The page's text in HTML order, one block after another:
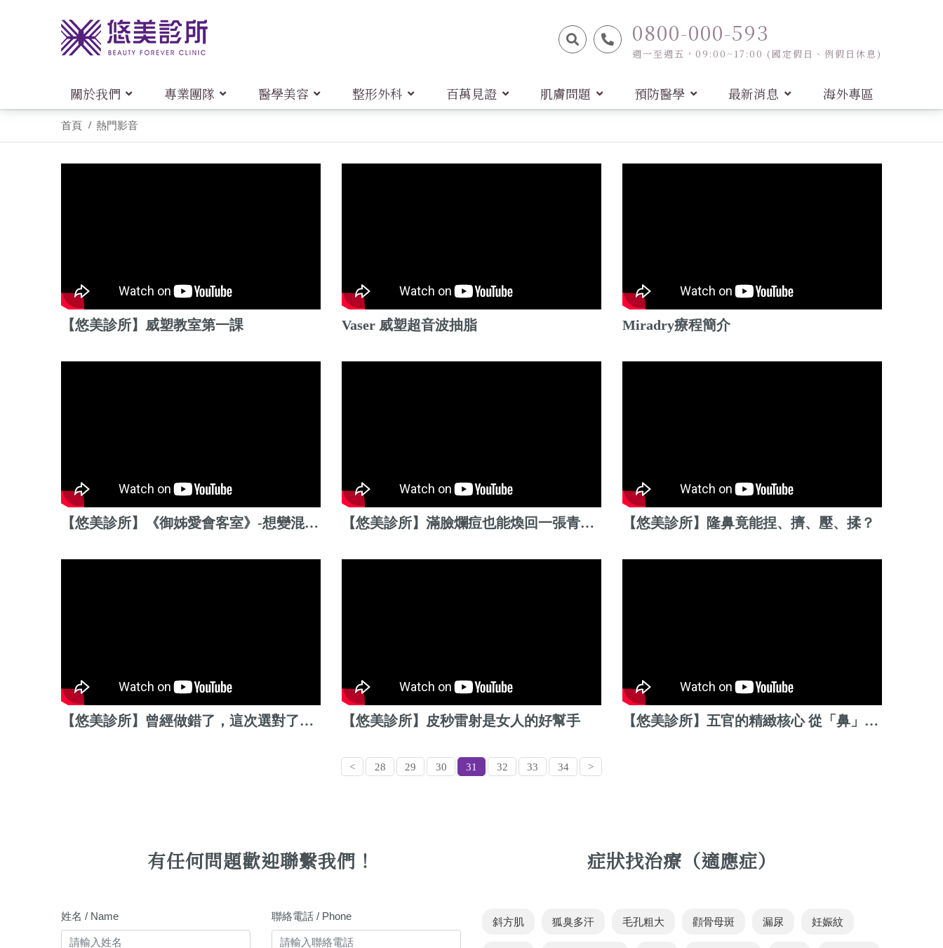
0800-000-593
週一至週五，09:00~17:00 (國定假日、例假日休息)
關於我們 專業團隊 醫學美容 整形外科 百萬見證 肌膚問題 預防醫學 最新消息 海外專區
首頁 熱門影音
【悠美診所】威塑教室第一課 Vaser 威塑超音波抽脂 Miradry療程簡介
【悠美診所】《御姊愛會客室》-想變混血兒？眼睛鼻子是重點 【悠美診所】滿臉爛痘也能煥回一張青春臉 【悠美診所】隆鼻竟能捏、擠、壓、揉？
【悠美診所】曾經做錯了，這次選對了！電波拉皮，讓我歸零從新開始 【悠美診所】皮秒雷射是女人的好幫手 【悠美診所】五官的精緻核心 從「鼻」開始
< 28 29 30 31 32 33 34 >
有任何問題歡迎聯繫我們！
姓名 / Name 聯絡電話 / Phone
症狀找治療（適應症）
斜方肌 狐臭多汗 毛孔粗大 顴骨母斑 漏尿 妊娠紋